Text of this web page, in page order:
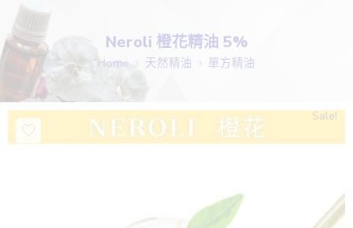
Neroli 橙花精油 5%
Home 天然精油 單方精油
Sale!